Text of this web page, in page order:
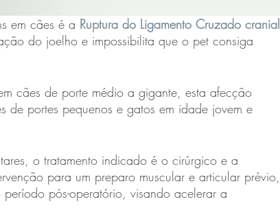
em cães é a Ruptura do Ligamento Cruzado cranial
do joelho e impossibilita que o pet consiga
cães de porte médio a gigante, esta afecção
de portes pequenos e gatos em idade jovem e
o tratamento indicado é o cirúrgico e a
para um preparo muscular e articular prévio,
pós-operatório, visando acelerar a